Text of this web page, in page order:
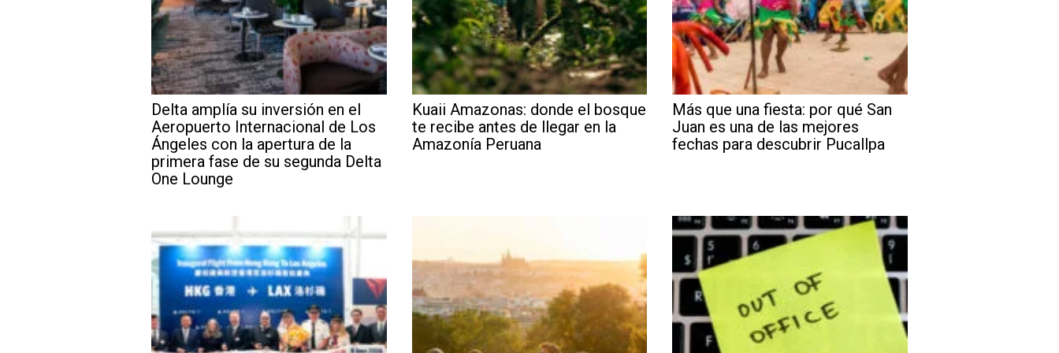
Delta amplía su inversión en el
Aeropuerto Internacional de Los
Ángeles con la apertura de la
primera fase de su segunda Delta
One Lounge
Kuaii Amazonas: donde el bosque
te recibe antes de llegar en la
Amazonía Peruana
Más que una fiesta: por qué San
Juan es una de las mejores
fechas para descubrir Pucallpa